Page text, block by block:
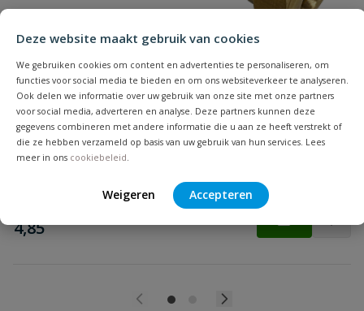
Deze website maakt gebruik van cookies
We gebruiken cookies om content en advertenties te personaliseren, om
functies voor social media te bieden en om ons websiteverkeer te analyseren.
Ook delen we informatie over uw gebruik van onze site met onze partners
voor social media, adverteren en analyse. Deze partners kunnen deze
gegevens combineren met andere informatie die u aan ze heeft verstrekt of
die ze hebben verzameld op basis van uw gebruik van hun services. Lees
meer in ons cookiebeleid
Weigeren Accepteren
Beoordeling versturen
Overgangskoppeling tyleen - koper
Geschikt voor het eenvoudig verbinden van een tyleenslang met
een koperen buis.
Op voorraad
€
4,85